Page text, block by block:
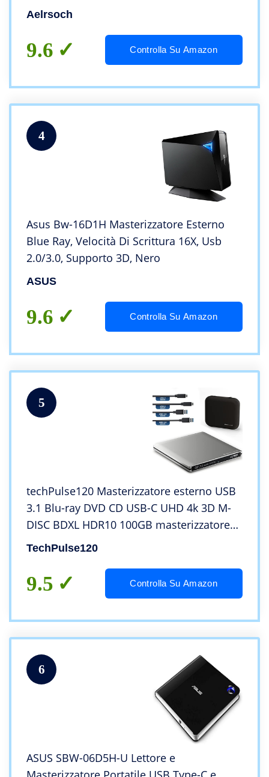
High Definition Blu-ray Recorder per PC
Aelrsoch
9.6 Controlla Su Amazon
4
Asus Bw-16D1H Masterizzatore Esterno
Blue Ray, Velocità Di Scrittura 16X, Usb
2.0/3.0, Supporto 3D, Nero
ASUS
9.6 Controlla Su Amazon
5
techPulse120 Masterizzatore esterno USB
3.1 Blu-ray DVD CD USB-C UHD 4k 3D M-
DISC BDXL HDR10 100GB masterizzatore
Burner Superdrive BD Imperator
TechPulse120
9.5 Controlla Su Amazon
6
ASUS SBW-06D5H-U Lettore e